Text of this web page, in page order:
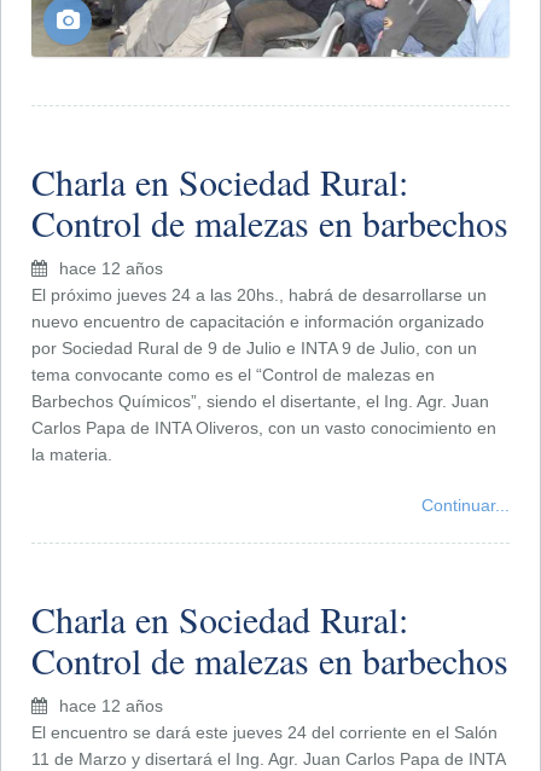
Charla en Sociedad Rural:
Control de malezas en barbechos
hace 12 años
El próximo jueves 24 a las 20hs., habrá de desarrollarse un
nuevo encuentro de capacitación e información organizado
por Sociedad Rural de 9 de Julio e INTA 9 de Julio, con un
tema convocante como es el “Control de malezas en
Barbechos Químicos”, siendo el disertante, el Ing. Agr. Juan
Carlos Papa de INTA Oliveros, con un vasto conocimiento en
la materia.
Continuar...
Charla en Sociedad Rural:
Control de malezas en barbechos
hace 12 años
El encuentro se dará este jueves 24 del corriente en el Salón
11 de Marzo y disertará el Ing. Agr. Juan Carlos Papa de INTA